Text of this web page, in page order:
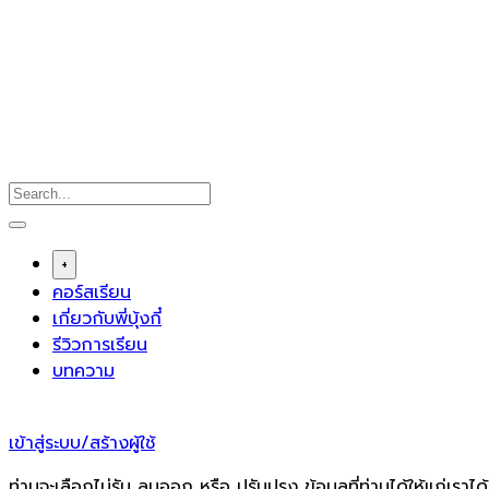
+
คอร์สเรียน
เกี่ยวกับพี่บุ้งกี๋
รีวิวการเรียน
บทความ
เข้าสู่ระบบ/สร้างผู้ใช้